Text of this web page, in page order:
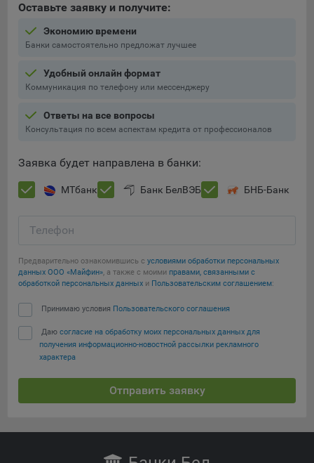
Отключение рекламных cookie-файлы не позволит
принимать меры по совершенствованию работы
Сайта, исходя из предпочтений пользователя, а также
материалов по наиболее актуальному, подходящему
назначению для каждого конкретного пользователя.
Компании, которым мы поручаем обработку данных для
данной цели:
Яндекса рекламная сеть (Yandex Mobile Ads, ADFOX) -
Europe AG, Werftestrasse 4, CH-6005 Luzern, Switzerland.
предоставляемый компанией Google Ireland Ltd, Gordon
House Barrow Street Dublin 4, D04E5W5 Ireland.
Сохранить мои изменения
Сохранить по умолчанию
Оставьте заявку и получите:
Экономию времени
Банки самостоятельно предложат лучшее
Удобный онлайн формат
Коммуникация по телефону или мессенджеру
Ответы на все вопросы
Консультация по всем аспектам кредита от профессионалов
Заявка будет направлена в банки:
МТбанк Банк БелВЭБ БНБ-Банк
Телефон
Предварительно ознакомившись с условиями обработки персональных
данных ООО «Майфин», а также с моими правами, связанными с
обработкой персональных данных и Пользовательским соглашением:
Принимаю условия Пользовательского соглашения
Даю согласие на обработку моих персональных данных для
получения информационно-новостной рассылки рекламного
характера
Отправить заявку